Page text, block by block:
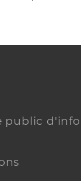
public